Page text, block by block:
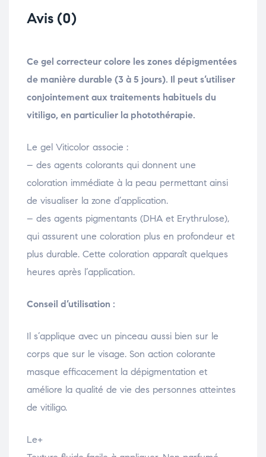
Avis (0)
Ce gel correcteur colore les zones dépigmentées
de manière durable (3 à 5 jours). Il peut s’utiliser
conjointement aux traitements habituels du
vitiligo, en particulier la photothérapie.
Le gel Viticolor associe :
– des agents colorants qui donnent une
coloration immédiate à la peau permettant ainsi
de visualiser la zone d’application.
– des agents pigmentants (DHA et Erythrulose),
qui assurent une coloration plus en profondeur et
plus durable. Cette coloration apparaît quelques
heures après l’application.
Conseil d’utilisation :
Il s’applique avec un pinceau aussi bien sur le
corps que sur le visage. Son action colorante
masque efficacement la dépigmentation et
améliore la qualité de vie des personnes atteintes
de vitiligo.
Le+